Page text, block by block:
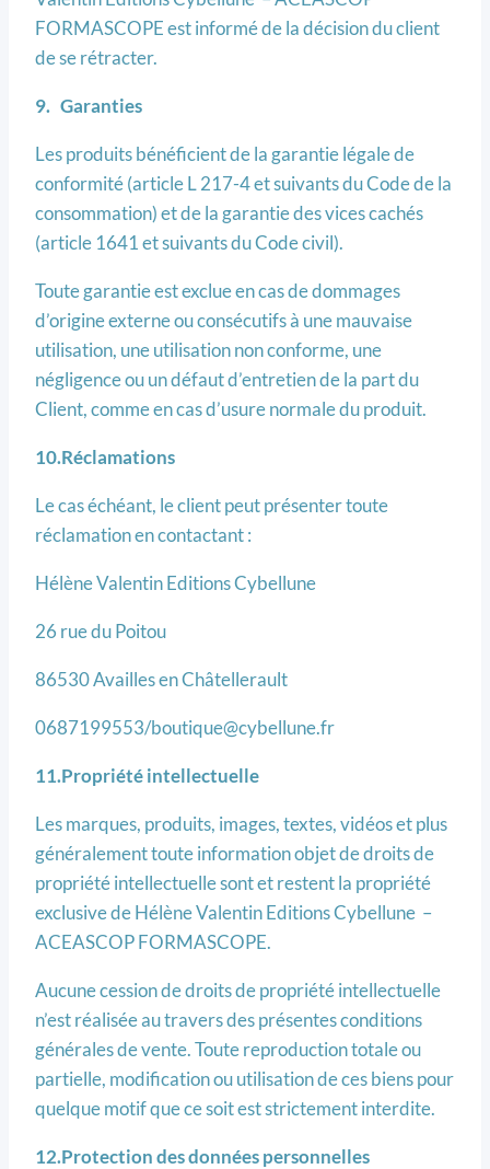
FORMASCOPE est informé de la décision du client
de se rétracter.
9. Garanties
Les produits bénéficient de la garantie légale de
conformité (article L 217-4 et suivants du Code de la
consommation) et de la garantie des vices cachés
(article 1641 et suivants du Code civil).
Toute garantie est exclue en cas de dommages
d’origine externe ou consécutifs à une mauvaise
utilisation, une utilisation non conforme, une
négligence ou un défaut d’entretien de la part du
Client, comme en cas d’usure normale du produit.
10.Réclamations
Le cas échéant, le client peut présenter toute
réclamation en contactant :
Hélène Valentin Editions Cybellune
26 rue du Poitou
86530 Availles en Châtellerault
0687199553/boutique@cybellune.fr
11.Propriété intellectuelle
Les marques, produits, images, textes, vidéos et plus
généralement toute information objet de droits de
propriété intellectuelle sont et restent la propriété
exclusive de Hélène Valentin Editions Cybellune –
ACEASCOP FORMASCOPE.
Aucune cession de droits de propriété intellectuelle
n’est réalisée au travers des présentes conditions
générales de vente. Toute reproduction totale ou
partielle, modification ou utilisation de ces biens pour
quelque motif que ce soit est strictement interdite.
12.Protection des données personnelles